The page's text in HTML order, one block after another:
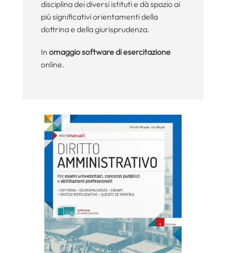
disciplina dei diversi istituti e dà spazio ai
più significativi orientamenti della
dottrina e della giurisprudenza.
In omaggio software di esercitazione
online.